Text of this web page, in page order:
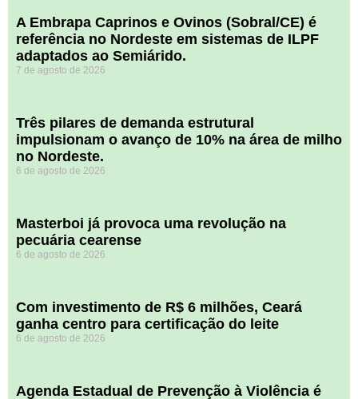
A Embrapa Caprinos e Ovinos (Sobral/CE) é
referência no Nordeste em sistemas de ILPF
adaptados ao Semiárido.
7 de agosto de 2026
​Três pilares de demanda estrutural
impulsionam o avanço de 10% na área de milho
no Nordeste.
6 de agosto de 2026
Masterboi já provoca uma revolução na
pecuária cearense
6 de agosto de 2026
Com investimento de R$ 6 milhões, Ceará
ganha centro para certificação do leite
6 de agosto de 2026
Agenda Estadual de Prevenção à Violência é